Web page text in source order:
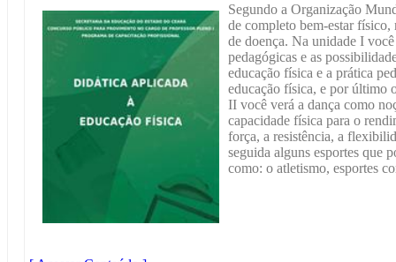
Segundo a Organização
de completo bem-estar físico,
de doença. Na unidade I
pedagógicas e as
educação física e a prática
educação física, e por último
II você verá a dança como
capacidade física para o
força, a resistência, a
seguida alguns esportes que
como: o atletismo, esportes